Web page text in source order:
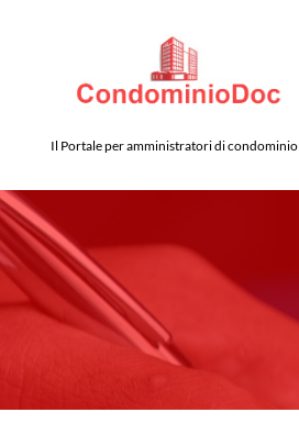
Il Portale per amministratori di condominio